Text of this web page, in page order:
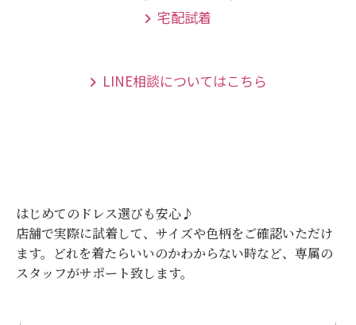
宅配試着
LINE相談についてはこちら
はじめてのドレス選びも安心♪
店舗で実際に試着して、サイズや色柄をご確認いただけ
ます。
どれを着たらいいのかわからない時など、専属の
スタッフがサポート致します。